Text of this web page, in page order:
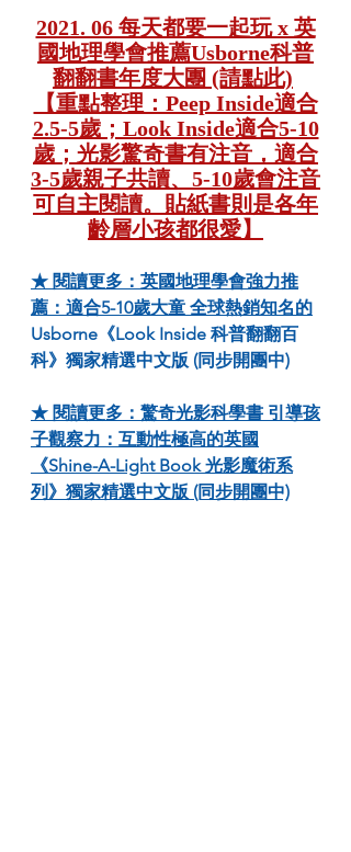
2021. 06 每天都要一起玩 x 英
國地理學會推薦Usborne科普
翻翻書年度大團 (請點此)
【重點整理：Peep Inside適合
2.5-5歲；Look Inside適合5-10
歲；光影驚奇書有注音，適合
3-5歲親子共讀、5-10歲會注音
可自主閱讀。貼紙書則是各年
齡層小孩都很愛】
★ 閱讀更多：英國地理學會強力推
薦：適合5-10歲大童 全球熱銷知名的
Usborne 《Look Inside 科普翻翻百
科》獨家精選中文版 (同步開團中)
★ 閱讀更多：驚奇光影科學書 引導孩
子觀察力：互動性極高的英國
《Shine-A-Light Book 光影魔術系
列》獨家精選中文版 (同步開團中)